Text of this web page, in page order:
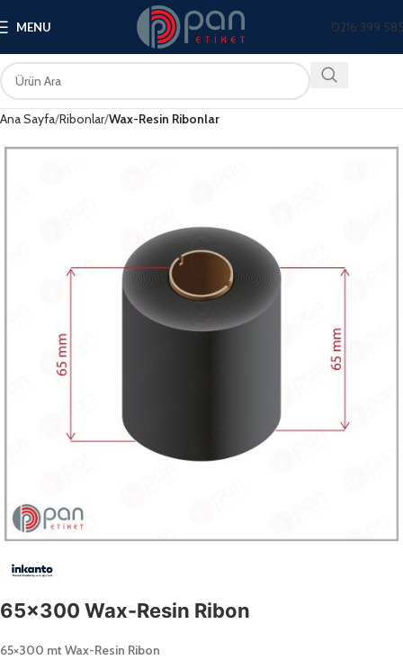
MENU 0216 399
Ana Sayfa Ribonlar Wax-Resin Ribonlar
65×300 Wax-Resin Ribon
65×300 mt Wax-Resin Ribon